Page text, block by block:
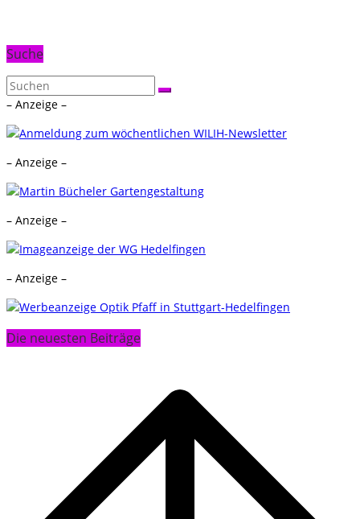
Suche
– Anzeige –
– Anzeige –
– Anzeige –
– Anzeige –
Die neuesten Beiträge